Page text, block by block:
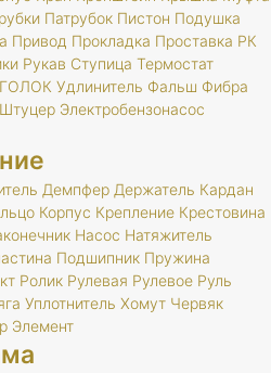
Патрубок Пистон Подушка
Привод Прокладка Проставка РК
Рукав Ступица Термостат
Удлинитель Фальш Фибра
Штуцер Электробензонасос
Демпфер Держатель Кардан
Корпус Крепление Крестовина
Насос Натяжитель
Подшипник Пружина
Ролик Рулевая Рулевое Руль
Уплотнитель Хомут Червяк
Элемент